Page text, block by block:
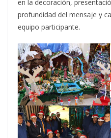
en la decoración,
profundidad del mensaje y
equipo participante.